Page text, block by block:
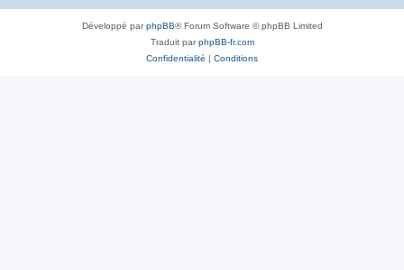
Développé parphpBB® Forum Software © phpBB Limited
Traduit parphpBB-fr.com
Confidentialité | Conditions